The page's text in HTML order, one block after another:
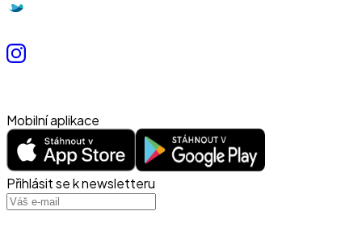
Mobilní aplikace
Přihlásit se k newsletteru